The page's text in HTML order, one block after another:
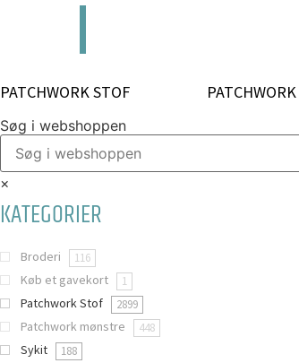
PATCHWORK STOF
Søg i webshoppen
×
KATEGORIER
Broderi 116
Køb et gavekort 1
Patchwork Stof 2899
Patchwork mønstre 448
Sykit 188